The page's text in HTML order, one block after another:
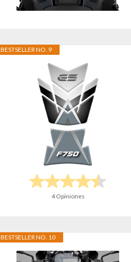
BESTSELLER NO. 9
4 Opiniones
BESTSELLER NO. 10